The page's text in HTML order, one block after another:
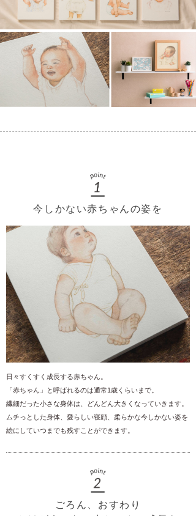
今しかない赤ちゃんの姿を
日々すくすく成長する赤ちゃん。
「赤ちゃん」と呼ばれるのは通常1歳くらいまで。
繊細だった小さな身体は、どんどん大きくなっていきます。
ムチっとした身体、愛らしい寝顔、柔らかな今しかない姿を
絵にしていつまでも残すことができます。
ごろん、おすわり